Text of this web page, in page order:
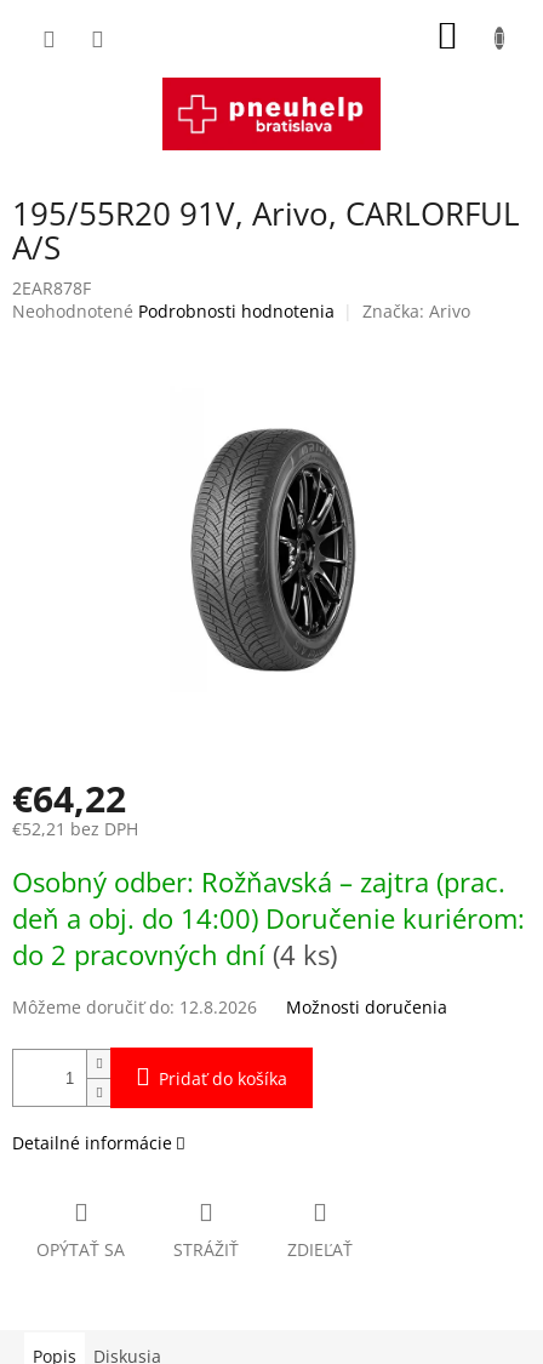
195/55R20 91V, Arivo, CARLORFUL
A/S
2EAR878F
Priemerné
Neohodnotené Podrobnosti hodnotenia Značka: Arivo
€64,22
€52,21 bez DPH
cena:
Osobný odber: Rožňavská – zajtra (prac.
deň a obj. do 14:00) Doručenie kuriérom:
do 2 pracovných dní (4 ks)
Môžeme doručiť do: 12.8.2026 Možnosti doručenia
Pridať do košíka
Detailné informácie
OPÝTAŤ SA STRÁŽIŤ ZDIEĽAŤ
Popis Diskusia